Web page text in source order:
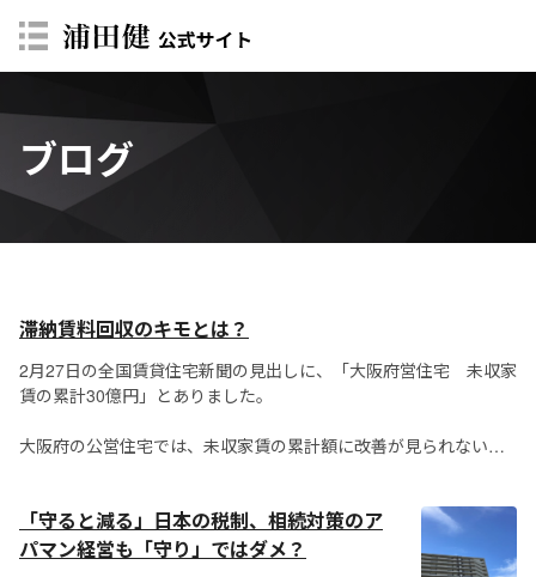
ブログ
滞納賃料回収のキモとは？
2月27日の全国賃貸住宅新聞の見出しに、「大阪府営住宅 未収家
賃の累計30億円」とありました。
大阪府の公営住宅では、未収家賃の累計額に改善が見られない状
一般的に、公営住宅は所得の低い人を対象とし、入居者に高齢者
や生活保護受給者の割合が多いようです。
「守ると減る」日本の税制、相続対策のア
パマン経営も「守り」ではダメ？